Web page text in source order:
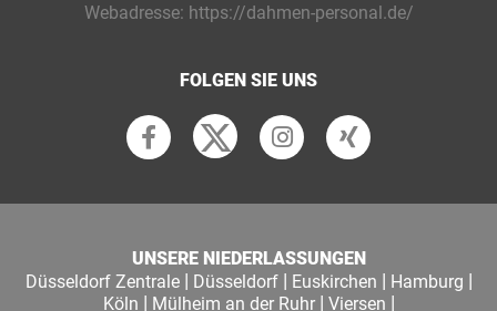
Webadresse: https://dahmen-personal.de/
FOLGEN SIE UNS
UNSERE NIEDERLASSUNGEN
Düsseldorf Zentrale| Düsseldorf| Euskirchen | Hamburg |
Köln | Mülheim an der Ruhr| Viersen |